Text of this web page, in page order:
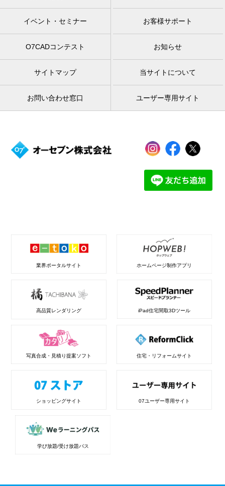
イベント・セミナー お客様サポート
O7CADコンテスト お知らせ
サイトマップ 当サイトについて
お問い合わせ窓口 ユーザー専用サイト
業界ポータルサイト ホームページ制作アプリ
高品質レンダリング iPad住宅間取3Dツール
写真合成・見積り提案ソフト 住宅・リフォームサイト
ショッピングサイト 07ユーザー専用サイト
学び放題/受け放題パス